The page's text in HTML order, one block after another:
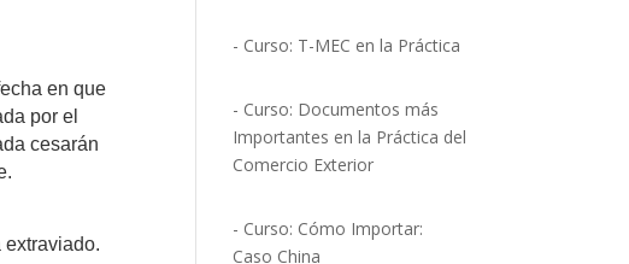
en que
por el
cesarán
extraviado.
- Curso: T-MEC en la Práctica
- Curso: Documentos más
Importantes en la Práctica del
Comercio Exterior
- Curso: Cómo Importar:
Caso China